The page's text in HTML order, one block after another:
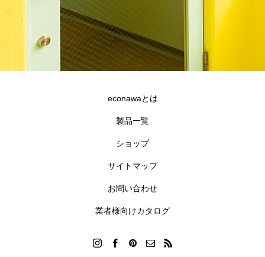
合同会社goldfish
098-890-0177
info@econawa.com
econawaとは
製品一覧
ショップ
サイトマップ
お問い合わせ
業者様向けカタログ